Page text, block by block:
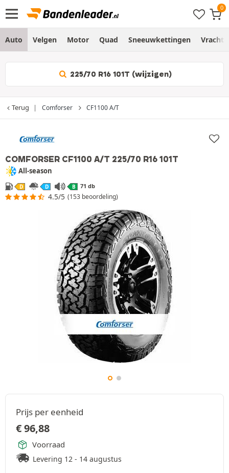
Auto Velgen Motor Quad Sneeuwkettingen
225/70 R16 101T (wijzigen)
Terug Comforser CF1100 A/T
COMFORSER CF1100 A/T 225/70 R16 101T
All-season
D D B 71 db
4.5/5 (153 beoordeling)
Prijs per eenheid
€96,88
Voorraad
Levering 12 - 14 augustus